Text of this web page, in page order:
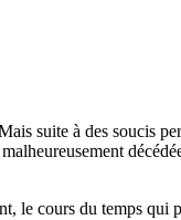
suite à des soucis
le cours du temps qui